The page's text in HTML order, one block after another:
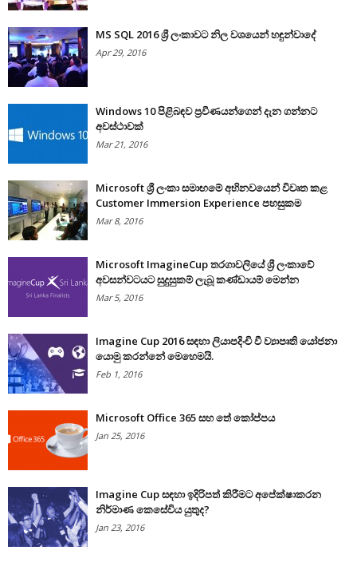
MS SQL 2016 ශ්‍රී ලංකාවට නිල වශයෙන් හඳුන්වාදේ
Apr 29, 2016
Windows 10 පිළිබඳව ප්‍රවීණයන්ගෙන් දැන ගන්නට
අවස්ථාවක්
Mar 21, 2016
Microsoft ශ්‍රී ලංකා සමාඟමේ අභිනවයෙන් විවෘත කළ
Customer Immersion Experience පහසුකම
Mar 8, 2016
Microsoft ImagineCup තරගාවලියේ ශ්‍රී ලංකාවේ
අවසන්වටයට සුදුසුකම් ලැබූ කණ්ඩායම් මෙන්න
Mar 5, 2016
Imagine Cup 2016 සඳහා ලියාපදිංචි වී ව්‍යාපෘති යෝජනා
යොමු කරන්නේ මෙහෙමයි.
Feb 1, 2016
Microsoft Office 365 සහ තේ කෝප්පය
Jan 25, 2016
Imagine Cup සඳහා ඉදිරිපත් කිරීමට අපේක්ෂාකරන
නිර්මාණ කෙසේවිය යුතුද?
Jan 23, 2016